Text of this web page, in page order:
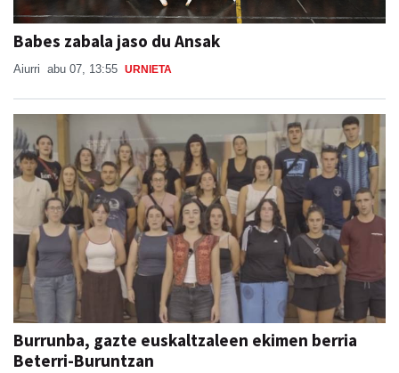
Babes zabala jaso du Ansak
Aiurri abu 07, 13:55 URNIETA
Burrunba, gazte euskaltzaleen ekimen berria
Beterri-Buruntzan